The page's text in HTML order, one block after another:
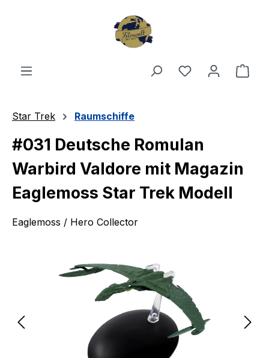
Du hast 0
Star Trek Raumschiffe
#031 Deutsche Romulan
Warbird Valdore mit Magazin
Eaglemoss Star Trek Modell
Eaglemoss / Hero Collector